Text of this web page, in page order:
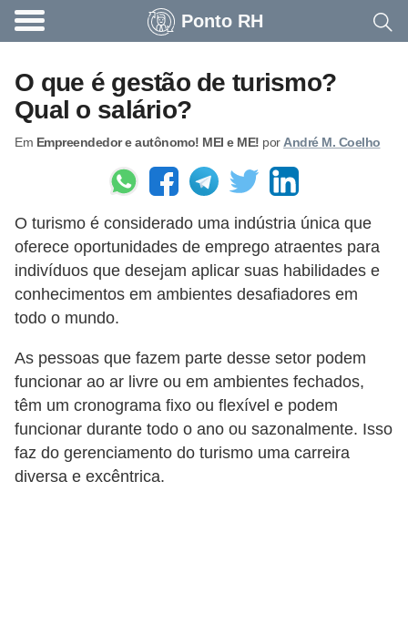
Ponto RH
O que é gestão de turismo?
Qual o salário?
Em Empreendedor e autônomo! MEI e ME! por André M. Coelho
O turismo é considerado uma indústria única que
oferece oportunidades de emprego atraentes para
indivíduos que desejam aplicar suas habilidades e
conhecimentos em ambientes desafiadores em
todo o mundo.
As pessoas que fazem parte desse setor podem
funcionar ao ar livre ou em ambientes fechados,
têm um cronograma fixo ou flexível e podem
funcionar durante todo o ano ou sazonalmente. Isso
faz do gerenciamento do turismo uma carreira
diversa e excêntrica.
A
o
n
t
e
u
n
a
m
p
r
e
s